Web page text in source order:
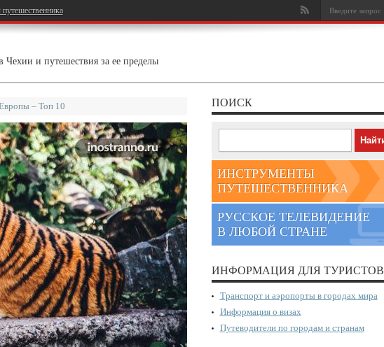
Чехии и путешествия за ее пределы
– Топ 10 ПОИСК
ИНСТРУМЕНТЫ
ПУТЕШЕСТВЕННИКА
РУССКОЕ ТЕЛЕВИДЕНИЕ
В ЛЮБОЙ СТРАНЕ
ИНФОРМАЦИЯ ДЛЯ ТУРИСТОВ
Транспорт и аэропорты в городах мира
Информация о визах
Путеводители по городам и странам